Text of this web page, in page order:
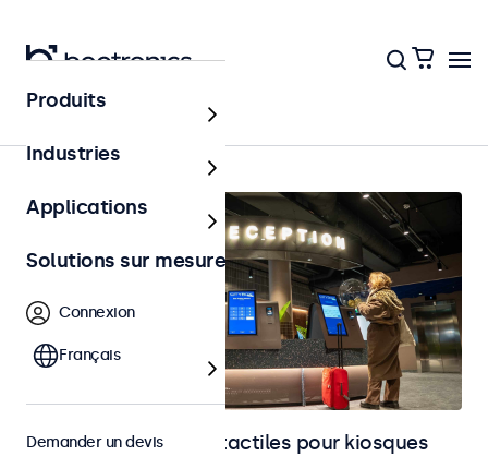
Bornes et libre-service
Moniteurs et écrans tactiles pour kiosques
Produits
Industries
Applications
Solutions sur mesure
Connexion
Français
Demander un devis